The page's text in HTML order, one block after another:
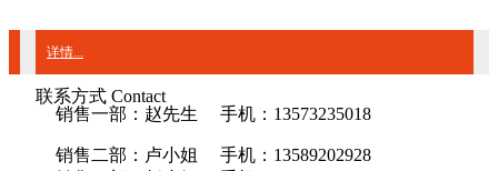
详情...
联系方式 Contact
销售一部：赵先生 手机：13573235018
销售二部：卢小姐 手机：13589202928